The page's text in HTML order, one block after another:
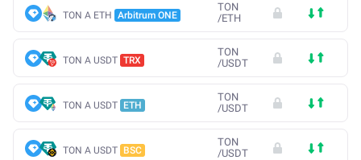
TON A ETH Arbitrum ONE
TON
/ETH
TON A USDT TRX
TON
/USDT
TON A USDT ETH
TON
/USDT
TON A USDT BSC
TON
/USDT